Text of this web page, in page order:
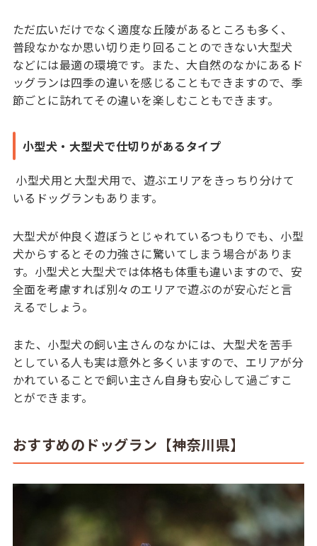
ただ広いだけでなく適度な丘陵があるところも多く、
普段なかなか思い切り走り回ることのできない大型犬
などには最適の環境です。また、大自然のなかにあるド
ッグランは四季の違いを感じることもできますので、季
節ごとに訪れてその違いを楽しむこともできます。
小型犬・大型犬で仕切りがあるタイプ
小型犬用と大型犬用で、遊ぶエリアをきっちり分けて
いるドッグランもあります。
大型犬が仲良く遊ぼうとじゃれているつもりでも、小型
犬からするとその力強さに驚いてしまう場合がありま
す。小型犬と大型犬では体格も体重も違いますので、安
全面を考慮すれば別々のエリアで遊ぶのが安心だと言
えるでしょう。
また、小型犬の飼い主さんのなかには、大型犬を苦手
としている人も実は意外と多くいますので、エリアが分
かれていることで飼い主さん自身も安心して過ごすこ
とができます。
おすすめのドッグラン【神奈川県】